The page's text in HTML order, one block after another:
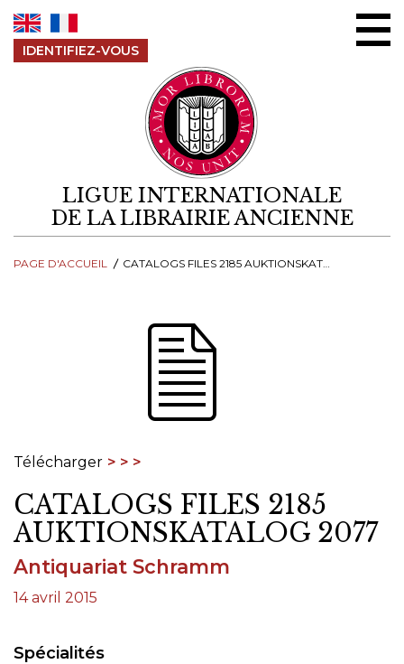
IDENTIFIEZ-VOUS
LIGUE INTERNATIONALE
DE LA LIBRAIRIE ANCIENNE
PAGE D'ACCUEIL CATALOGS FILES 2185 AUKTIONSKATALOG 2077
Télécharger
CATALOGS FILES 2185
AUKTIONSKATALOG 2077
Antiquariat Schramm
14 avril 2015
Spécialités